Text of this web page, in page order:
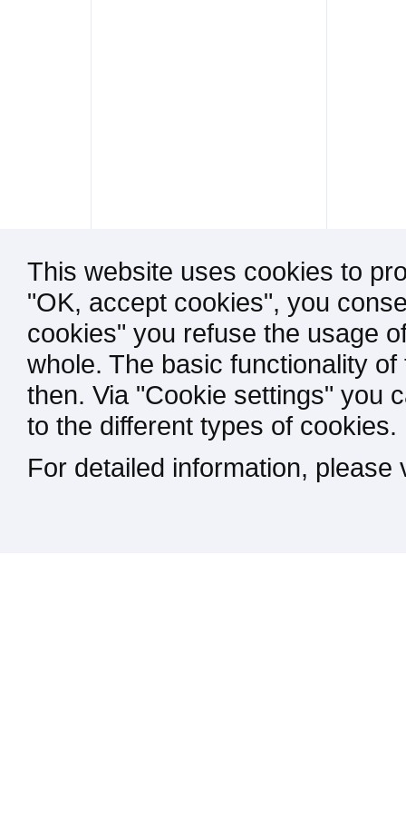
This website uses cookies to
"OK, accept cookies", you
cookies" you refuse the usage
whole. The basic functionality
then. Via "Cookie settings" you
to the different types of cookies.
For detailed information,